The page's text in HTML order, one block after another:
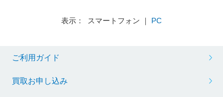
表示： スマートフォン ｜ PC
ご利用ガイド
買取お申し込み